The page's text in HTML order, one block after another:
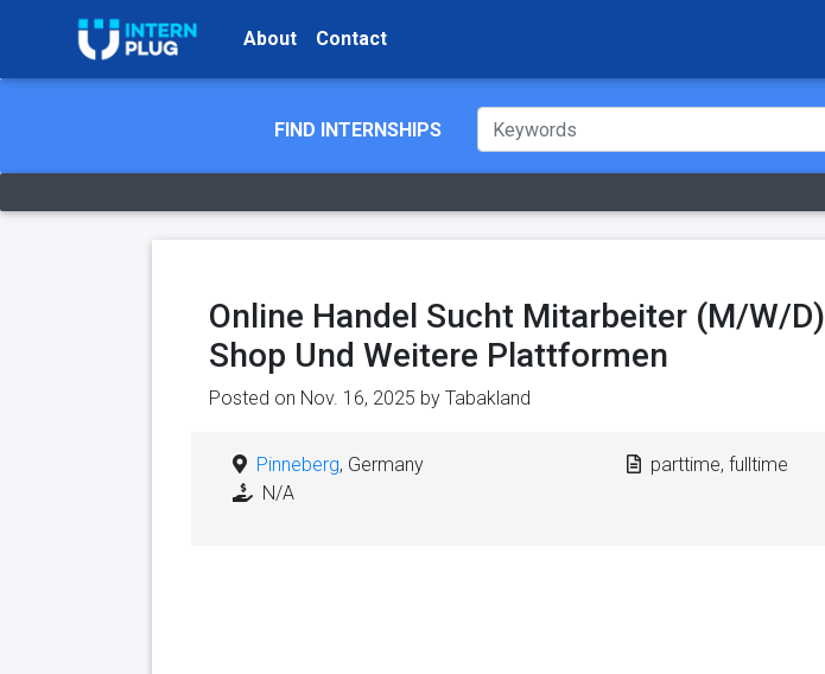
About Contact
FIND INTERNSHIPS
Online Handel Sucht Mitarbeiter (M/W/
Shop Und Weitere Plattformen
Posted on Nov. 16, 2025 by Tabakland
Pinneberg, Germany
N/A
parttime, fulltime